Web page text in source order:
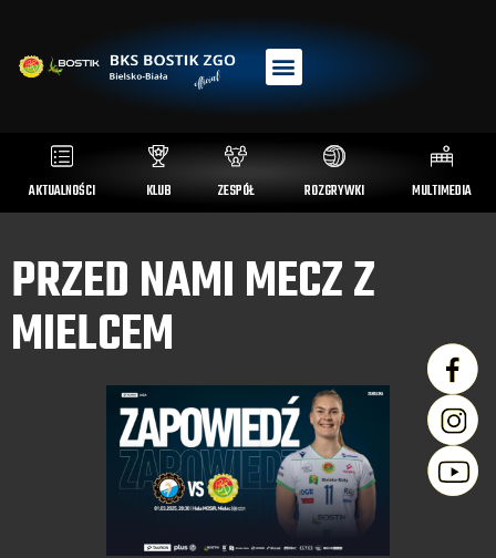
AKTUALNOŚCI KLUB ZESPÓŁ ROZGRYWKI MULTIMEDIA
PRZED NAMI MECZ Z
MIELCEM